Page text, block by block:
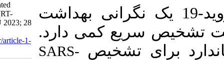
19 یک نگرانی بهداشت
کمی دارد.
SARS-
Transcription Loop-Mediated
Isothermal Amplification (RT-
LAMP) Technique. SJKU 2023; 28
URL:http://sjku.muk.ac.ir/article-1-
6937-fa.html